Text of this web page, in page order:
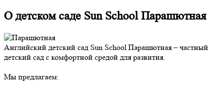
О детском саде Sun School Парашютная
Английский детский сад Sun School Парашютная – частный
детский сад с комфортной средой для развития.
Мы предлагаем: